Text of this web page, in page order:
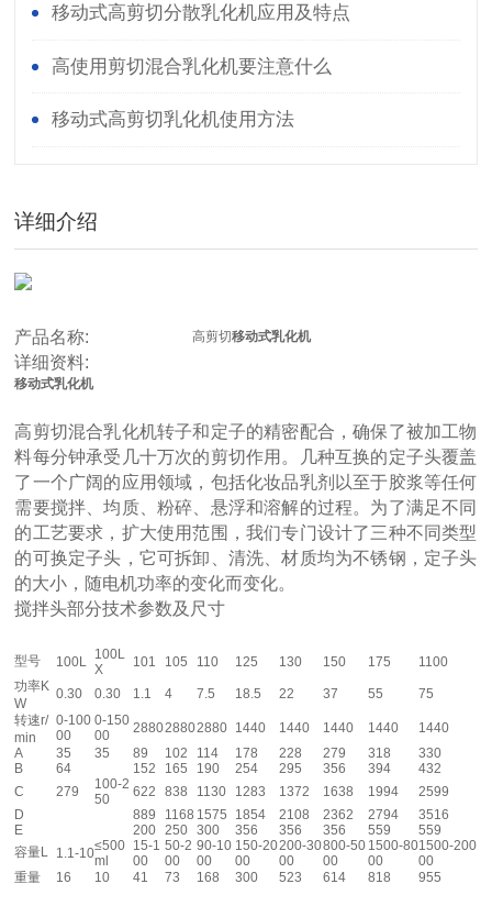
移动式高剪切分散乳化机应用及特点
高使用剪切混合乳化机要注意什么
移动式高剪切乳化机使用方法
详细介绍
产品名称: 高剪切移动式乳化机
详细资料:
移动式乳化机
高剪切混合乳化机转子和定子的精密配合，确保了被加工物
料每分钟承受几十万次的剪切作用。几种互换的定子头覆盖
了一个广阔的应用领域，包括化妆品乳剂以至于胶浆等任何
需要搅拌、均质、粉碎、悬浮和溶解的过程。为了满足不同
的工艺要求，扩大使用范围，我们专门设计了三种不同类型
的可换定子头，它可拆卸、清洗、材质均为不锈钢，定子头
的大小，随电机功率的变化而变化。
搅拌头部分技术参数及尺寸
型号 100L
100L
X
101 105 110 125 130 150 175
1100
功率K
W
0.30 0.30 1.1 4 7.5 18.5 22 37 55
75
转速r/
min
0-100
00
0-150
00
288028802880 1440 1440 1440 1440
1440
A
35 35 89 102 114 178 228 279 318
330
B
64 152 165 190 254 295 356 394
432
C
279
100-2
50
622 838 1130 1283 1372 1638 1994
2599
D
889 1168 1575 1854 2108 2362 2794
3516
E
200 250 300 356 356 356 559
559
容量L
1.1-10≤500
ml
15-1
00
50-2
00
90-10
00
150-20
00
200-30
00
800-50
00
1500-80
00
1500-200
00
重量
16 10 41 73 168 300 523 614 818 955